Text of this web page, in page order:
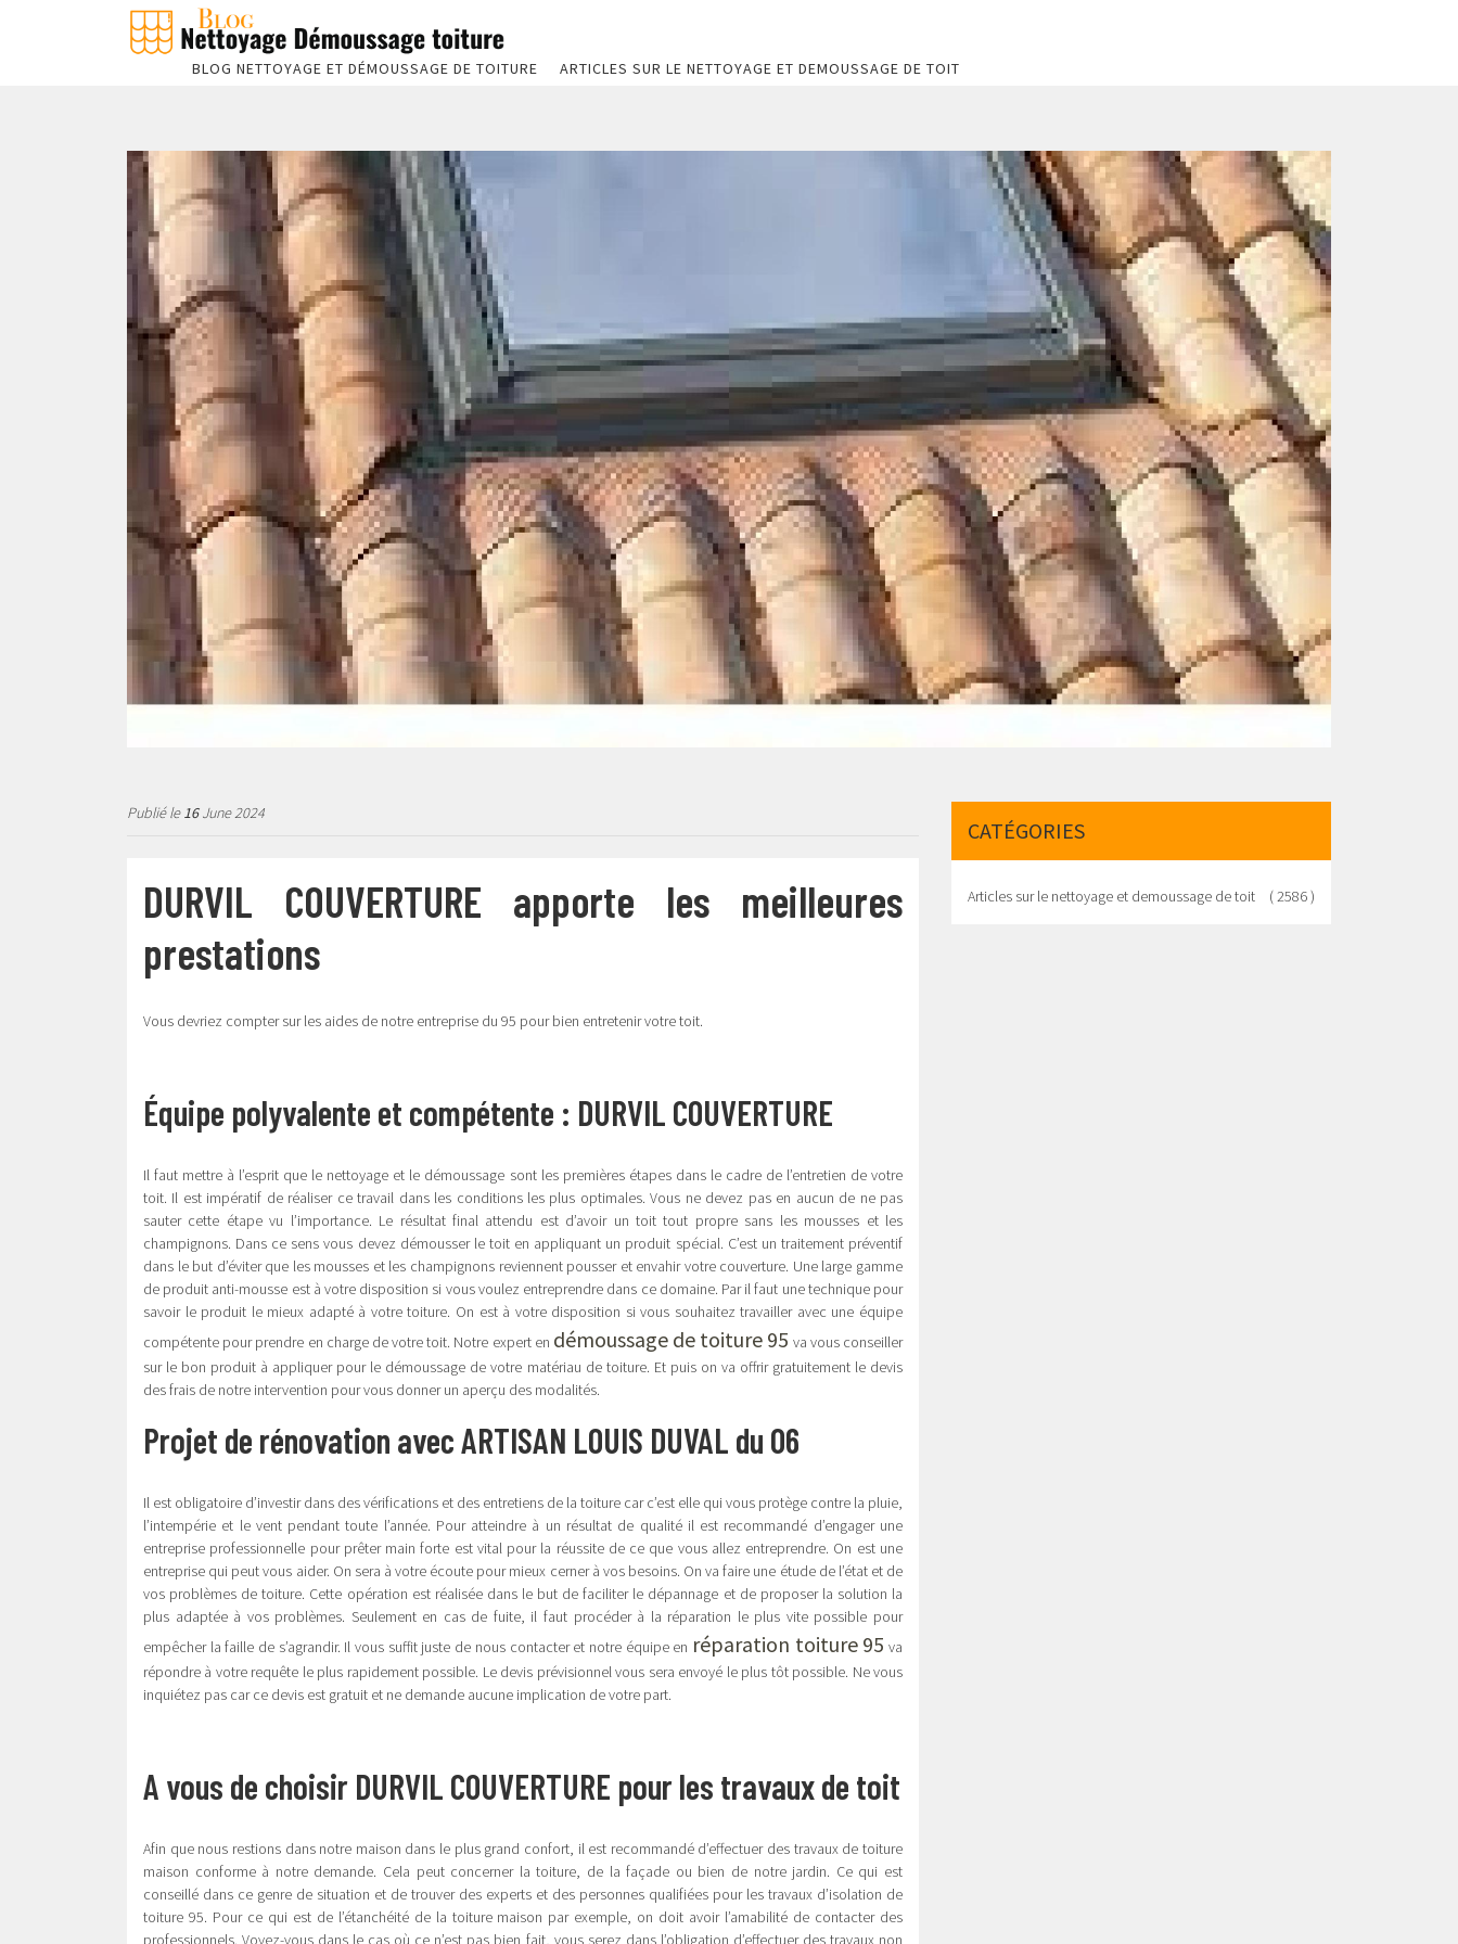
BLOG NETTOYAGE ET DÉMOUSSAGE DE TOITURE ARTICLES SUR LE NETTOYAGE ET DEMOUSSAGE DE TOIT
Publié le16June 2024
DURVIL COUVERTURE apporte les meilleures
prestations
Vous devriez compter sur les aides de notre entreprise du 95 pour bien entretenir votre toit.
Équipe polyvalente et compétente : DURVIL COUVERTURE
Il faut mettre à l’esprit que le nettoyage et le démoussage sont les premières étapes dans le cadre de l’entretien de votre
toit. Il est impératif de réaliser ce travail dans les conditions les plus optimales. Vous ne devez pas en aucun de ne pas
sauter cette étape vu l’importance. Le résultat final attendu est d’avoir un toit tout propre sans les mousses et les
champignons. Dans ce sens vous devez démousser le toit en appliquant un produit spécial. C’est un traitement préventif
dans le but d’éviter que les mousses et les champignons reviennent pousser et envahir votre couverture. Une large gamme
de produit anti-mousse est à votre disposition si vous voulez entreprendre dans ce domaine. Par il faut une technique pour
savoir le produit le mieux adapté à votre toiture. On est à votre disposition si vous souhaitez travailler avec une équipe
compétente pour prendre en charge de votre toit. Notre expert en démoussage de toiture 95 va vous conseiller
sur le bon produit à appliquer pour le démoussage de votre matériau de toiture. Et puis on va offrir gratuitement le devis
des frais de notre intervention pour vous donner un aperçu des modalités.
Projet de rénovation avec ARTISAN LOUIS DUVAL du 06
Il est obligatoire d’investir dans des vérifications et des entretiens de la toiture car c’est elle qui vous protège contre la pluie,
l’intempérie et le vent pendant toute l’année. Pour atteindre à un résultat de qualité il est recommandé d’engager une
entreprise professionnelle pour prêter main forte est vital pour la réussite de ce que vous allez entreprendre. On est une
entreprise qui peut vous aider. On sera à votre écoute pour mieux cerner à vos besoins. On va faire une étude de l’état et de
vos problèmes de toiture. Cette opération est réalisée dans le but de faciliter le dépannage et de proposer la solution la
plus adaptée à vos problèmes. Seulement en cas de fuite, il faut procéder à la réparation le plus vite possible pour
empêcher la faille de s’agrandir. Il vous suffit juste de nous contacter et notre équipe en réparation toiture 95 va
répondre à votre requête le plus rapidement possible. Le devis prévisionnel vous sera envoyé le plus tôt possible. Ne vous
inquiétez pas car ce devis est gratuit et ne demande aucune implication de votre part.
A vous de choisir DURVIL COUVERTURE pour les travaux de toit
Afin que nous restions dans notre maison dans le plus grand confort, il est recommandé d’effectuer des travaux de toiture
maison conforme à notre demande. Cela peut concerner la toiture, de la façade ou bien de notre jardin. Ce qui est
conseillé dans ce genre de situation et de trouver des experts et des personnes qualifiées pour les travaux d’isolation de
toiture 95. Pour ce qui est de l’étanchéité de la toiture maison par exemple, on doit avoir l’amabilité de contacter des
CATÉGORIES
Articles sur le nettoyage et demoussage de toit ( 2586 )